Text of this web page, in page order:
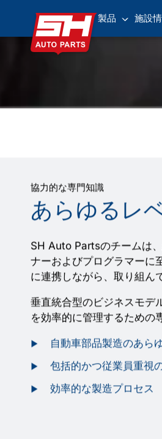
製品 施設
協力的な専門知識
あらゆるレ
SH Auto Partsのチームは
ナーおよびプログラマーに
に連携しながら、取り組ん
垂直統合型のビジネスモデ
を効率的に管理するための
自動車部品製造のあら
包括的かつ従業員重視
効率的な製造プロセス